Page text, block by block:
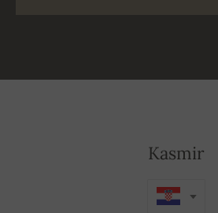
Kasmir